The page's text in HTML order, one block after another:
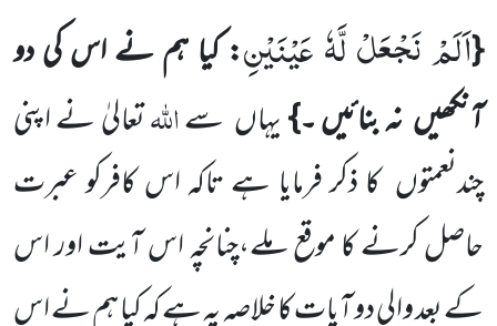
{اَلَمْ نَجْعَلْ لَّهٗ عَیْنَیْنِ: کیا ہم نے اس کی دو
آنکھیں نہ بنائیں ۔}یہاں سےاللّٰہتعالیٰ نے اپنی
چندنعمتوں کا ذکرفرمایا ہے تاکہ اس کافرکو عبرت
حاصل کرنے کا موقع ملے،چنانچہ اس آیت اور اس
کے بعد والی دو آیات کا خلاصہ یہ ہے کہ کیا ہم نے اس